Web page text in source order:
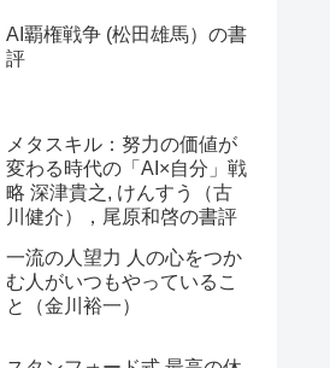
AI覇権戦争 (松田雄馬）の書
評
メタスキル：努力の価値が
変わる時代の「AI×自分」戦
略 深津貴之, けんすう（古
川健介），尾原和啓の書評
一流の人望力 人の心をつか
む人がいつもやっているこ
と（金川裕一）